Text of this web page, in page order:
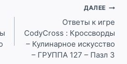
ДАЛЕЕ
Ответы к игре
CodyCross : Кроссворды
– Кулинарное искусство
– ГРУППА 127 – Пазл 3